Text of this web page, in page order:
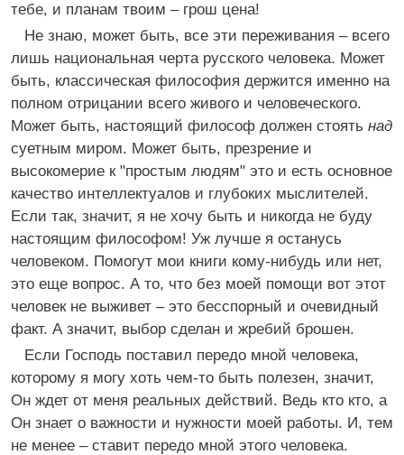
тебе, и планам твоим – грош цена!
Не знаю, может быть, все эти переживания – всего
лишь национальная черта русского человека. Может
быть, классическая философия держится именно на
полном отрицании всего живого и человеческого.
Может быть, настоящий философ должен стоять над
суетным миром. Может быть, презрение и
высокомерие к "простым людям" это и есть основное
качество интеллектуалов и глубоких мыслителей.
Если так, значит, я не хочу быть и никогда не буду
настоящим философом! Уж лучше я останусь
человеком. Помогут мои книги кому-нибудь или нет,
это еще вопрос. А то, что без моей помощи вот этот
человек не выживет – это бесспорный и очевидный
факт. А значит, выбор сделан и жребий брошен.
Если Господь поставил передо мной человека,
которому я могу хоть чем-то быть полезен, значит,
Он ждет от меня реальных действий. Ведь кто кто, а
Он знает о важности и нужности моей работы. И, тем
не менее – ставит передо мной этого человека.